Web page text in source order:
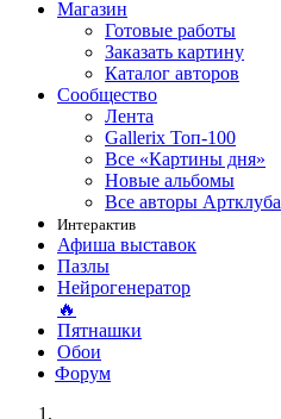
Магазин
Готовые работы
Заказать картину
Каталог авторов
Сообщество
Лента
Gallerix Топ-100
Все «Картины дня»
Новые альбомы
Все авторы Артклуба
Интерактив
Афиша выставок
Пазлы
Нейрогенератор
🔥
Пятнашки
Обои
Форум